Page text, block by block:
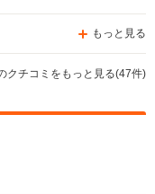
もっと見る
クチコミをもっと見る(47件)